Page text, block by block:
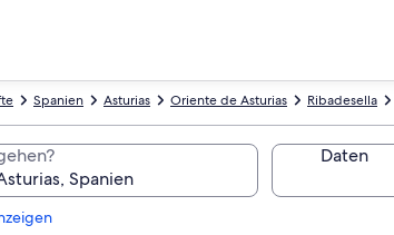
Ribadesella
Oriente de Asturias
Asturias
Spanien
Daten